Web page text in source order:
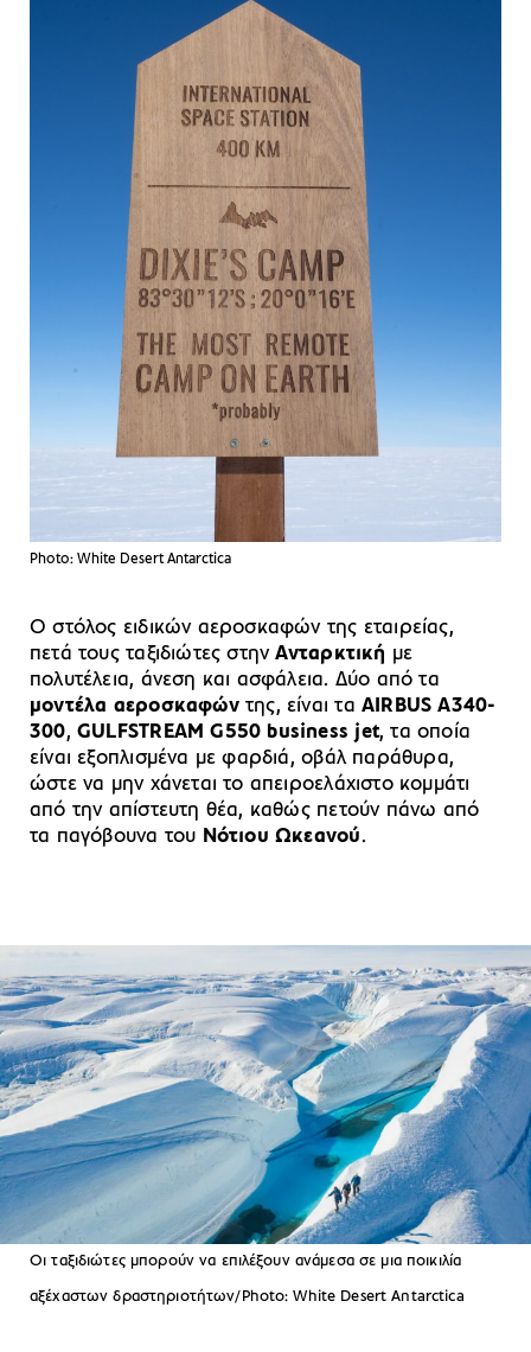
Photo: White Desert Antarctica
Ο στόλος ειδικών αεροσκαφών της εταιρείας,
πετά τους ταξιδιώτες στηνΑνταρκτική με
πολυτέλεια, άνεση και ασφάλεια. Δύο από τα
μοντέλα αεροσκαφώντης, είναι τα AIRBUS A340-
300,GULFSTREAM G550 business jet, τα οποία
είναι εξοπλισμένα με φαρδιά, οβάλ παράθυρα,
ώστε να μην χάνεται το απειροελάχιστο κομμάτι
από την απίστευτη θέα, καθώς πετούν πάνω από
τα παγόβουνα του Νότιου Ωκεανού.
Οι ταξιδιώτες μπορούν να επιλέξουν ανάμεσα σε μια ποικιλία
αξέχαστων δραστηριοτήτων/Photo: White Desert Antarctica